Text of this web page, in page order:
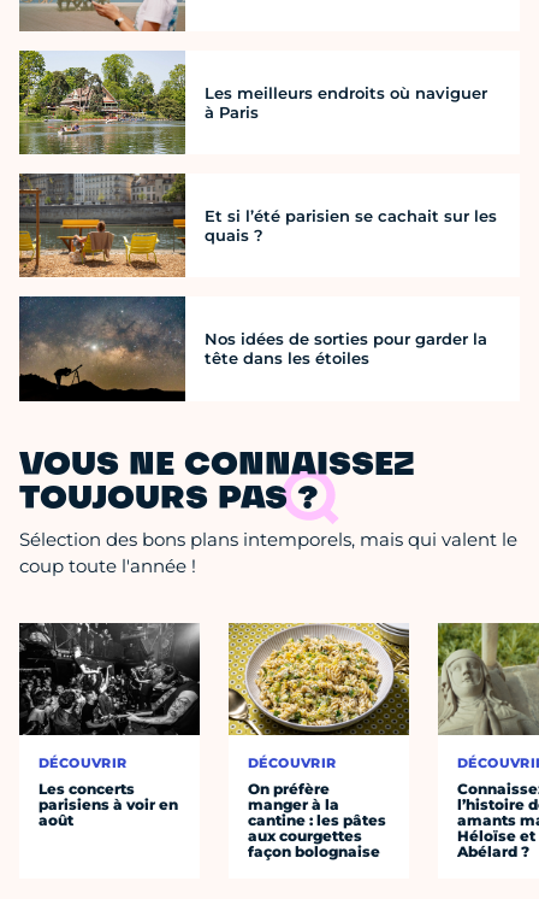
Les meilleurs endroits où naviguer
à Paris
Et si l’été parisien se cachait sur les
quais ?
Nos idées de sorties pour garder la
tête dans les étoiles
VOUS NE CONNAISSEZ
TOUJOURS PAS ?
Sélection des bons plans intemporels, mais qui valent le
coup toute l'année !
DÉCOUVRIR
Les concerts
parisiens à voir en
août
DÉCOUVRIR
On préfère
manger à la
cantine : les pâtes
aux courgettes
façon bolognaise
l’histoire
amants
Héloïse et
Abélard ?